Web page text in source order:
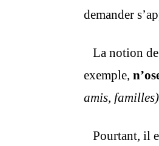
demander
La notion de
exemple,
amis, familles)
Pourtant, il